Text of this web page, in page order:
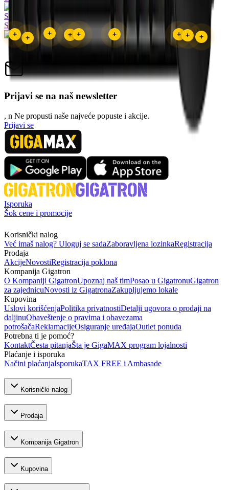
Saznaj više
Saznaj više
+
+ + + +
+ +
+ +
Prijavi se na naš newsletter
, n Ne propusti naše najveće popuste i akcije.
Prijavi se
Isporuka
Šok cene i promocije
Korisnički nalog
Već imaš nalog? Uloguj se sadaZaboravljena lozinkaRegistracija
Prodaja
AkcijeNovostiRegistracija poklona
Kompanija Gigatron
O Kompaniji GigatronUpoznaj naš timPosao u GigatronuGigatron
za zajednicuNovosti iz GigatronaZakupljujemo lokale
Kupovina
Uslovi korišćenjaPolitika privatnostiDetalji ugovora o prodaji na
daljinuObaveštenje o pravima i obavezama
potrošačaReklamacijeOsiguranje uređajaOutlet ponuda
Potrebna ti je pomoć?
KontaktČesta pitanjaŠta je GigaMAX program lojalnosti
Plaćanje i isporuka
Načini plaćanjaIsporukaTAX FREE i Ambasade
Korisnički nalog
Prodaja
Kompanija Gigatron
Kupovina